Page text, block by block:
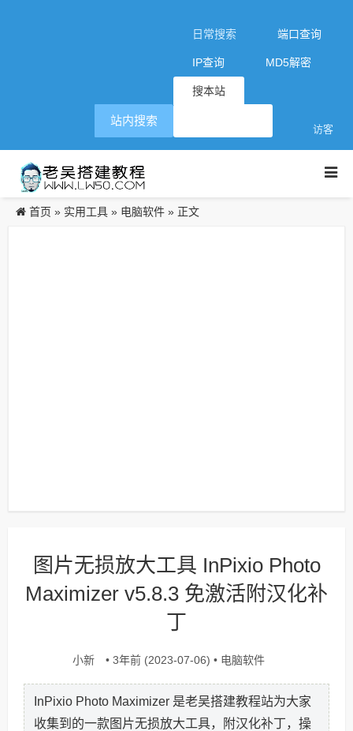
日常搜索 端口查询
IP查询 MD5解密
搜本站
访客
站内搜索
首页 » 实用工具 » 电脑软件 » 正文
图片无损放大工具 InPixio Photo
Maximizer v5.8.3 免激活附汉化补
丁
小新 • 3年前 (2023-07-06) • 电脑软件
InPixio Photo Maximizer 是老吴搭建教程站为大家
收集到的一款图片无损放大工具，附汉化补丁，操